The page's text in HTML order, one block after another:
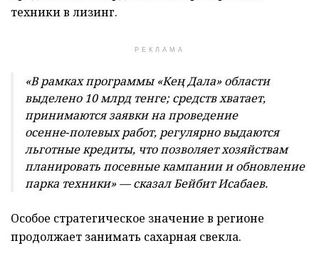
техники в лизинг.
РЕКЛАМА
«В рамках программы «КеңДала» области
выделено 10 млрдтенге; средств хватает,
принимаются заявки на проведение
осенне‑полевых работ, регулярно выдаются
льготные кредиты, что позволяет хозяйствам
планировать посевные кампании и обновление
парка техники» — сказалБейбитИсабаев.
Особое стратегическое значение в регионе
продолжает занимать сахарная свекла.